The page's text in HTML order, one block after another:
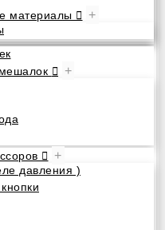
материалы
+
+
+
давления )